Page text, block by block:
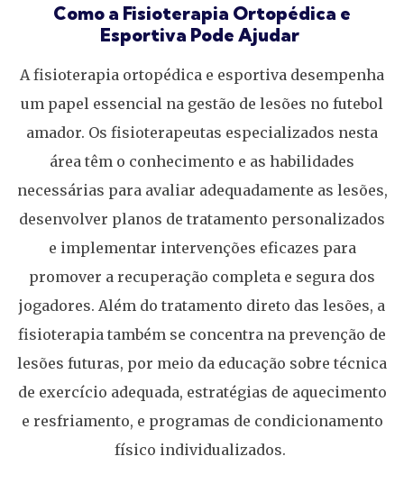
Como a Fisioterapia Ortopédica e
Esportiva Pode Ajudar
A fisioterapia ortopédica e esportiva desempenha
um papel essencial na gestão de lesões no futebol
amador. Os fisioterapeutas especializados nesta
área têm o conhecimento e as habilidades
necessárias para avaliar adequadamente as lesões,
desenvolver planos de tratamento personalizados
e implementar intervenções eficazes para
promover a recuperação completa e segura dos
jogadores. Além do tratamento direto das lesões, a
fisioterapia também se concentra na prevenção de
lesões futuras, por meio da educação sobre técnica
de exercício adequada, estratégias de aquecimento
e resfriamento, e programas de condicionamento
físico individualizados.